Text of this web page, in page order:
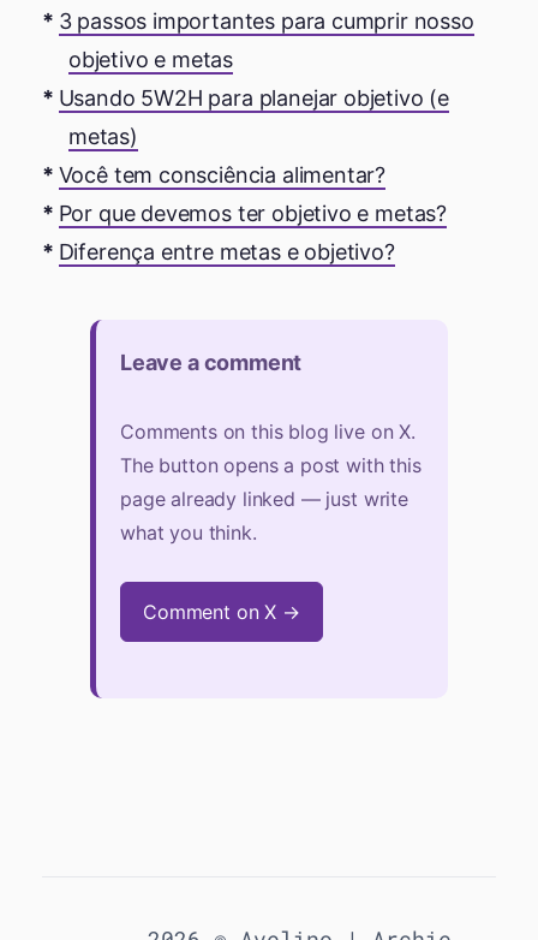
3 passos importantes para cumprir nosso
objetivo e metas
Usando 5W2H para planejar objetivo (e
metas)
Você tem consciência alimentar?
Por que devemos ter objetivo e metas?
Diferença entre metas e objetivo?
Leave a comment
Comments on this blog live on X.
The button opens a post with this
page already linked — just write
what you think.
Comment on X →